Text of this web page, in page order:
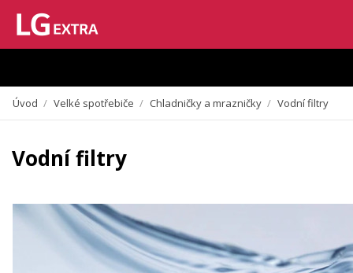
Vzhledem k aktuální situaci se může dodání dílů, které nejsou skladem,
Úvod / Velké spotřebiče / Chladničky a mrazničky / Vodní filtry
Vodní filtry